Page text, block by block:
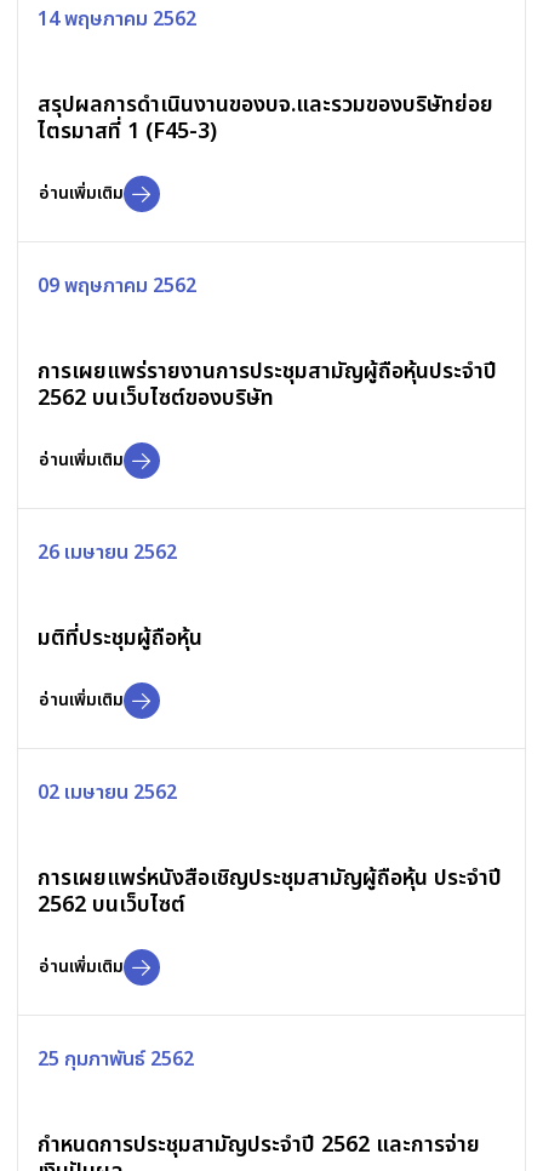
14 พฤษภาคม 2562
สรุปผลการดำเนินงานของบจ.และรวมของบริษัทย่อย
ไตรมาสที่ 1 (F45-3)
อ่านเพิ่มเติม
09 พฤษภาคม 2562
การเผยแพร่รายงานการประชุมสามัญผู้ถือหุ้นประจำปี
2562 บนเว็บไซต์ของบริษัท
อ่านเพิ่มเติม
26 เมษายน 2562
มติที่ประชุมผู้ถือหุ้น
อ่านเพิ่มเติม
02 เมษายน 2562
การเผยแพร่หนังสือเชิญประชุมสามัญผู้ถือหุ้น ประจำปี
2562 บนเว็บไซต์
อ่านเพิ่มเติม
25 กุมภาพันธ์ 2562
กำหนดการประชุมสามัญประจำปี 2562 และการจ่าย